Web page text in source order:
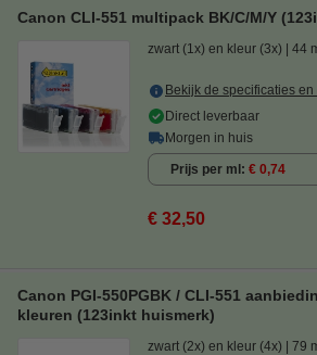
Canon CLI-551 multipack BK/C/M/Y
zwart (1x) en kleur (3x) 44
Bekijk de specificaties
Direct leverbaar
Morgen in huis
Prijs per ml € 0,74
€ 32,50
Canon PGI-550PGBK / CLI-551
kleuren (123inkt huismerk)
zwart (2x) en kleur (4x) 79